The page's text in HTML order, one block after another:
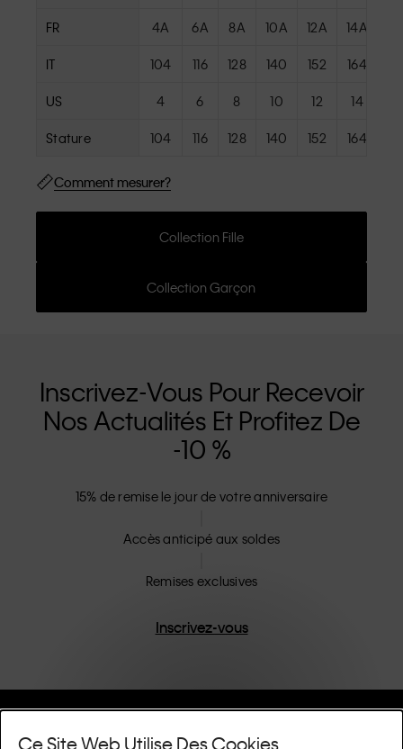
FR 4A 6A 8A 10A 12A 14A
IT 104 116 128 140 152 164
US 4 6 8 10 12 14
Stature 104 116 128 140 152 164
Comment mesurer?
Collection Fille
Collection Garçon
Inscrivez-Vous Pour Recevoir
Nos Actualités Et Profitez De
-10 %
15% de remise le jour de votre anniversaire
Accès anticipé aux soldes
Remises exclusives
Inscrivez-vous
Ce Site Web Utilise Des Cookies